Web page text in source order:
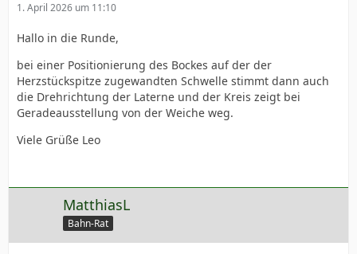
1. April 2026 um 11:10
Hallo in die Runde,
bei einer Positionierung des Bockes auf der der
Herzstückspitze zugewandten Schwelle stimmt dann auch
die Drehrichtung der Laterne und der Kreis zeigt bei
Geradeausstellung von der Weiche weg.
Viele Grüße Leo
MatthiasL
Bahn-Rat